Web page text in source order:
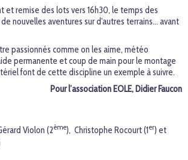
et remise des lots vers 16h30, le temps des
nouvelles aventures sur d'autres terrains... avant
passionnés comme on les aime, météo
permanente et coup de main pour le montage
font de cette discipline un exemple à suivre.
Pour l’association EOLE, Didier Faucon
Violon (2ème), Christophe Rocourt (1er) et